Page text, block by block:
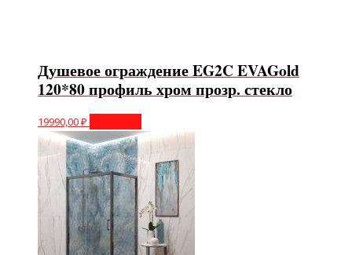
Душевое ограждение EG2C EVAGold
120*80 профиль хром прозр. стекло
19990,00₽